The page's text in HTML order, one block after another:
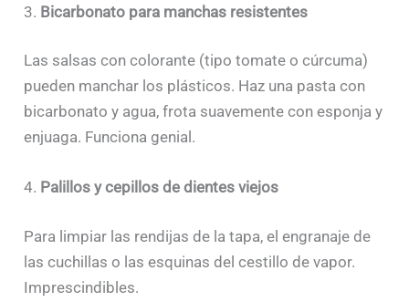
3. Bicarbonato para manchas resistentes
Las salsas con colorante (tipo tomate o cúrcuma)
pueden manchar los plásticos. Haz una pasta con
bicarbonato y agua, frota suavemente con esponja y
enjuaga. Funciona genial.
4. Palillos y cepillos de dientes viejos
Para limpiar las rendijas de la tapa, el engranaje de
las cuchillas o las esquinas del cestillo de vapor.
Imprescindibles.